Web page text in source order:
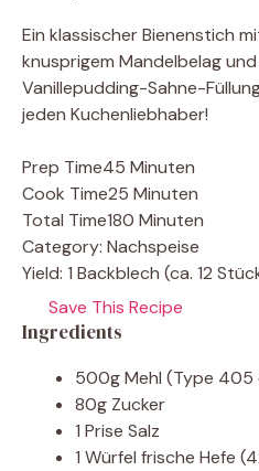
Ein klassischer Bienenstich
knusprigem Mandelbelag
Vanillepudding-Sahne-
jeden Kuchenliebhaber!
Prep Time45 Minuten
Cook Time25 Minuten
Total Time180 Minuten
Category: Nachspeise
Yield: 1 Backblech (ca. 12
Save This Recipe
Ingredients
500g Mehl (Type
80g Zucker
1 Prise Salz
1 Würfel frische Hefe